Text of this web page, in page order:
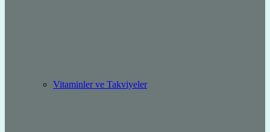
Vitaminler ve Takviyeler